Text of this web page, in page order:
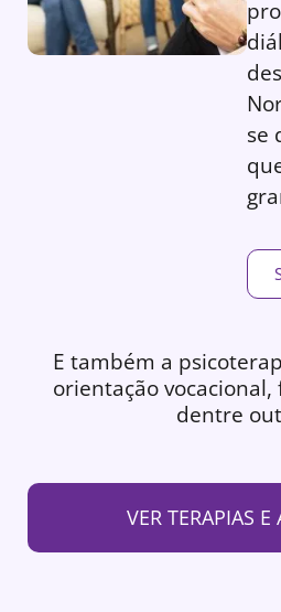
se
E também a
orientação
dentre
VER TERAPIAS E